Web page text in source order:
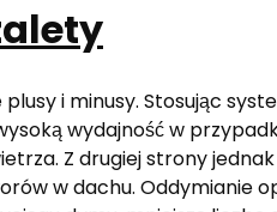
plusy i minusy. Stosując
wydajność w
Z drugiej strony
w dachu. Oddymianie